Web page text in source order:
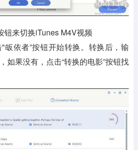
钮来切换iTunes M4V视频
皈依者”按钮开始转换。转换后，输
如果没有，点击“转换的电影”按钮找